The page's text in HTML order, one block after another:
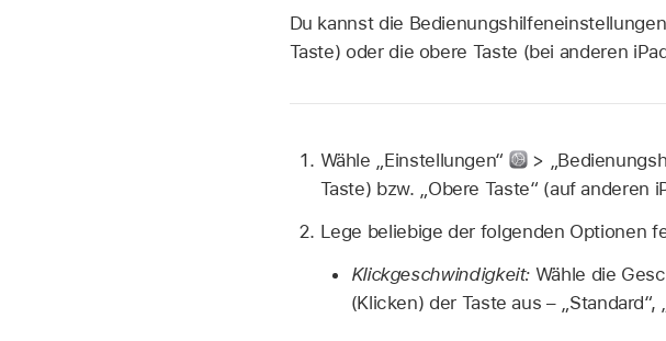
Du kannst die
Taste) oder die obere Taste (bei anderen
Wähle „Einstellungen“
>
Taste) bzw. „Obere Taste“ (auf anderen
Lege beliebige der folgenden Optionen
Klickgeschwindigkeit: Wähle die
(Klicken) der Taste aus – „Standard“,